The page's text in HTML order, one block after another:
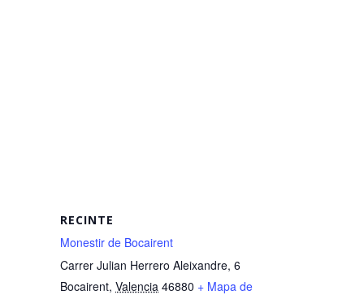
RECINTE
Monestir de Bocairent
Carrer Julian Herrero Aleixandre, 6
Bocairent, Valencia 46880 + Mapa de